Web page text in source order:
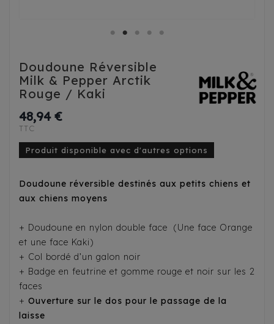
Doudoune Réversible
Milk & Pepper Arctik
Rouge / Kaki
48,94 €
TTC
Produit disponible avec d'autres options
Doudoune réversible destinés aux petits chiens et
aux chiens moyens
+ Doudoune en nylon double face (Une face Orange
et une face Kaki)
+ Col bordé d’un galon noir
+ Badge en feutrine et gomme rouge et noir sur les 2
faces
+ Ouverture sur le dos pour le passage de la
laisse